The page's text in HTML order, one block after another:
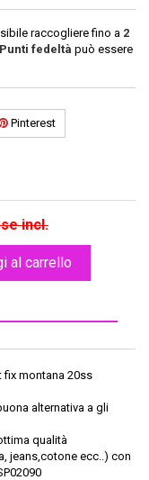
raccogliere fino a 2
Punti fedeltà può essere
Pinterest
incl.
al carrello
montana 20ss
alternativa a gli
qualità
jeans,cotone ecc..) con